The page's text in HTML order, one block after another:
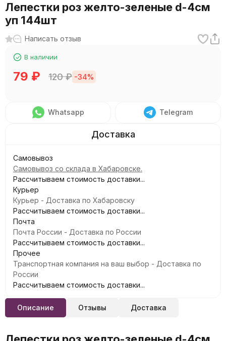
Лепестки роз желто-зеленые d-4см
уп 144шт
Написать отзыв
В наличии
79 ₽ 120₽ -34%
Whatsapp Telegram
Самовывоз
Самовывоз со склада в Хабаровске.
Рассчитываем стоимость доставки...
Курьер
Курьер - Доставка по Хабаровску
Рассчитываем стоимость доставки...
Почта
Почта России - Доставка по России
Рассчитываем стоимость доставки...
Прочее
Транспортная компания на ваш выбор - Доставка по
России
Рассчитываем стоимость доставки...
Описание Отзывы Доставка